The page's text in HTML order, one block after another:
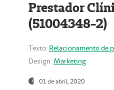
Prestador
(51004348-2)
Texto: Relacionamento de
Design: Marketing
01 de abril, 2020